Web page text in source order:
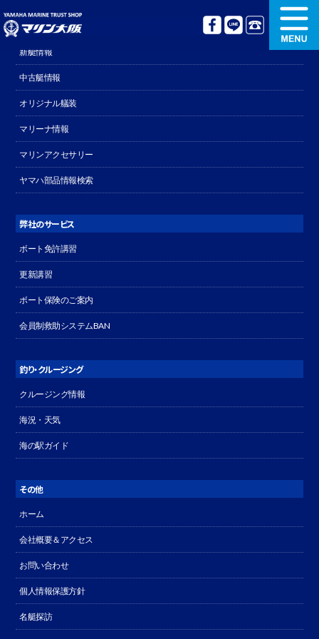
オリジナル艤装 ボート免許講習
更新講習
ボート販売関連
新艇情報
中古艇情報
オリジナル艤装
マリーナ情報
マリンアクセサリー
ヤマハ部品情報検索
弊社のサービス
ボート免許講習
更新講習
ボート保険のご案内
会員制救助システムBAN
釣り・クルージング
クルージング情報
海況・天気
海の駅ガイド
その他
ホーム
会社概要＆アクセス
お問い合わせ
個人情報保護方針
名艇探訪